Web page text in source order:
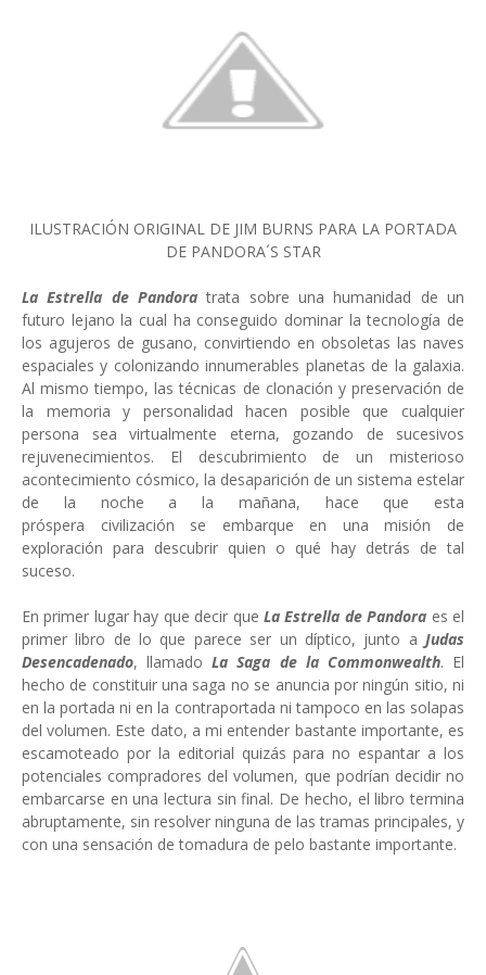
ILUSTRACIÓN ORIGINAL DE JIM BURNS PARA LA PORTADA
DE PANDORA´S STAR
La Estrella de Pandoratrata sobre una humanidad de un
futuro lejano la cual ha conseguido dominar la tecnología de
los agujeros de gusano, convirtiendo en obsoletas las naves
espaciales y colonizando innumerables planetas de la galaxia.
Al mismo tiempo, las técnicas de clonación y preservación de
la memoria y personalidad hacen posible que cualquier
persona sea virtualmente eterna, gozando de sucesivos
rejuvenecimientos. El descubrimiento de un misterioso
acontecimiento cósmico, la desaparición de un sistema estelar
de la noche a la mañana, hace que esta
próspera civilización se embarque en una misión de
exploración para descubrir quien o qué hay detrás de tal
suceso.
En primer lugar hay que decir que La Estrella de Pandora es el
primer libro de lo que parece ser un díptico, junto a Judas
Desencadenado, llamadoLa Saga de la Commonwealth. El
hecho de constituir una saga no se anuncia por ningún sitio, ni
en la portada ni en la contraportada ni tampoco en las solapas
del volumen. Este dato, a mi entender bastante importante, es
escamoteado por la editorial quizás para no espantar a los
potenciales compradores del volumen, que podrían decidir no
embarcarse en una lectura sin final. De hecho, el libro termina
abruptamente, sin resolver ninguna de las tramas principales, y
con una sensación de tomadura de pelo bastante importante.